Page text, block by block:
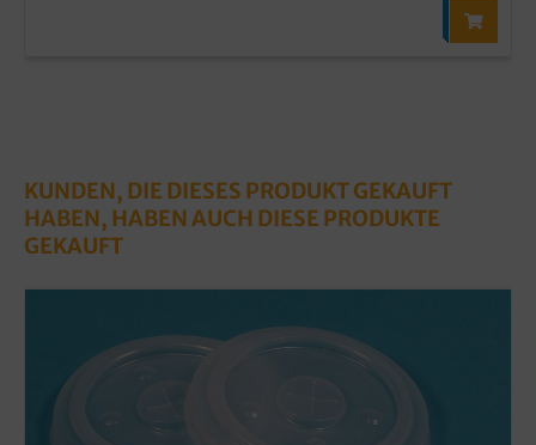
KUNDEN, DIE DIESES PRODUKT GEKAUFT
HABEN, HABEN AUCH DIESE PRODUKTE
GEKAUFT